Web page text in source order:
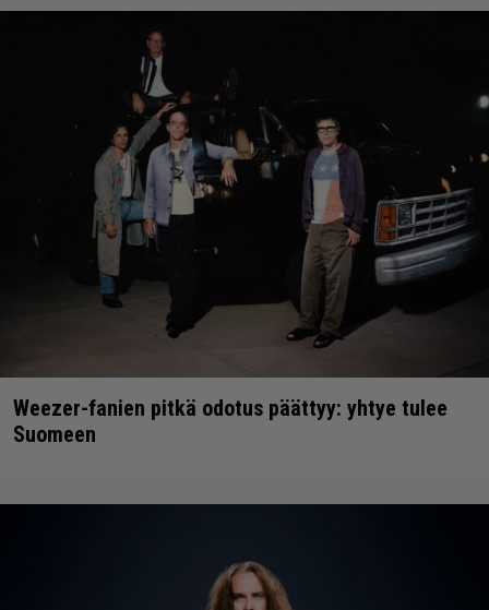
Weezer-fanien pitkä odotus päättyy: yhtye tulee
Suomeen